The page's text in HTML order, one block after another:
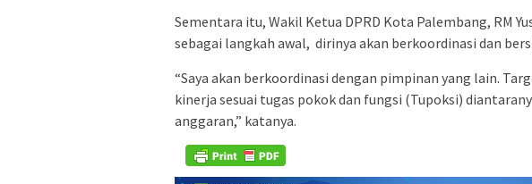
Sementara itu, Wakil Ketua DPRD Kota Palembang, RM
sebagai langkah awal, dirinya akan berkoordinasi dan
“Saya akan berkoordinasi dengan pimpinan yang lain.
kinerja sesuai tugas pokok dan fungsi (Tupoksi)
anggaran,” katanya.